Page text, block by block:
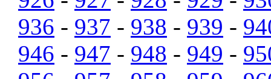
936 - 937 - 938 - 939 -
946 - 947 - 948 - 949 -